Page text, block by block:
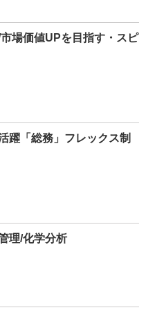
場価値UPを目指す・スピ
躍「総務」フレックス制
理/化学分析